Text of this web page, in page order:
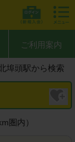
ご利用案内
埠頭駅から検索
圏内）